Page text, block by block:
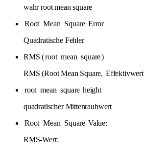
wahr root mean square
Root Mean Square Error
Quadratische Fehler
RMS (root mean square)
RMS (Root Mean Square, Effektivwert
root mean square height
quadratischer Mittenrauhwert
Root Mean Square Value:
RMS-Wert: